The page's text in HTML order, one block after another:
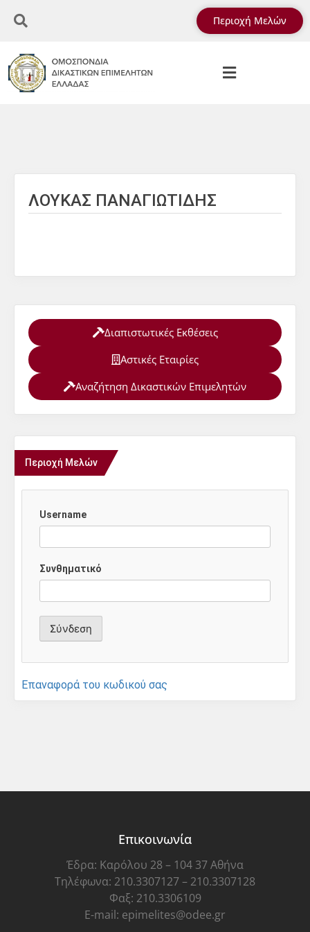
Περιοχή Μελών
ΛΟΥΚΑΣ ΠΑΝΑΓΙΩΤΙΔΗΣ
Διαπιστωτικές Εκθέσεις
Αστικές Εταιρίες
Αναζήτηση Δικαστικών Επιμελητών
Περιοχή Μελών
Username
Συνθηματικό
Επαναφορά του κωδικού σας
Επικοινωνία
Έδρα: Καρόλου 28 – 104 37 Αθήνα
Τηλέφωνα: 210.3307127 – 210.3307128
Φαξ: 210.3306109
E-mail: epimelites@odee.gr